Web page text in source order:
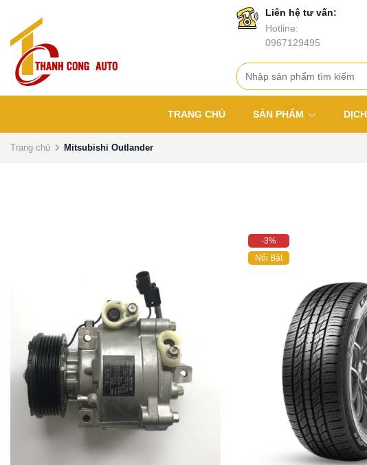
Liên hệ tư vấn:
Hotline:
0967129495
TRANG CHỦ SẢN PHẨM
Trang chủ Mitsubishi Outlander
-3%
Nổi Bật